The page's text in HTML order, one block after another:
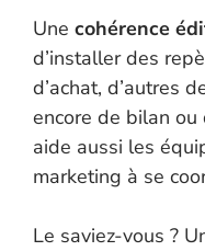
Une cohérence
d’installer des
d’achat, d’autres
encore de bilan ou
aide aussi les
marketing à se
Le saviez-vous ?